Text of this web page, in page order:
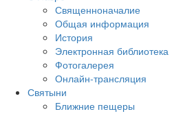
Священноначалие
Общая информация
История
Электронная библиотека
Фотогалерея
Онлайн-трансляция
Святыни
Ближние пещеры